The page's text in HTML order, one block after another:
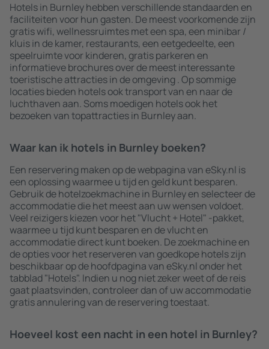
Hotels in Burnley hebben verschillende standaarden en
faciliteiten voor hun gasten. De meest voorkomende zijn
gratis wifi, wellnessruimtes met een spa, een minibar /
kluis in de kamer, restaurants, een eetgedeelte, een
speelruimte voor kinderen, gratis parkeren en
informatieve brochures over de meest interessante
toeristische attracties in de omgeving . Op sommige
locaties bieden hotels ook transport van en naar de
luchthaven aan. Soms moedigen hotels ook het
bezoeken van topattracties in Burnley aan.
Waar kan ik hotels in Burnley boeken?
Een reservering maken op de webpagina van eSky.nl is
een oplossing waarmee u tijd en geld kunt besparen.
Gebruik de hotelzoekmachine in Burnley en selecteer de
accommodatie die het meest aan uw wensen voldoet.
Veel reizigers kiezen voor het "Vlucht + Hotel" -pakket,
waarmee u tijd kunt besparen en de vlucht en
accommodatie direct kunt boeken. De zoekmachine en
de opties voor het reserveren van goedkope hotels zijn
beschikbaar op de hoofdpagina van eSky.nl onder het
tabblad "Hotels". Indien u nog niet zeker weet of de reis
gaat plaatsvinden, controleer dan of uw accommodatie
gratis annulering van de reservering toestaat.
Hoeveel kost een nacht in een hotel in Burnley?